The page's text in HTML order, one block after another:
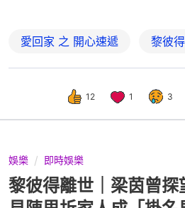
愛回家 之 開心速遞 黎彼得
12 1 3
娛樂 即時娛樂
黎彼得離世｜梁茵曾